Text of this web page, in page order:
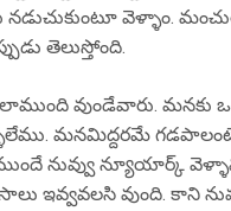
నడుచుకుంటూ వెళ్ళాం.
తెలుస్తోంది.
వుండేవారు. మనకు
మనమిద్దరమే
నువ్వు న్యూయార్క్
ఇవ్వవలసి వుంది. కాని